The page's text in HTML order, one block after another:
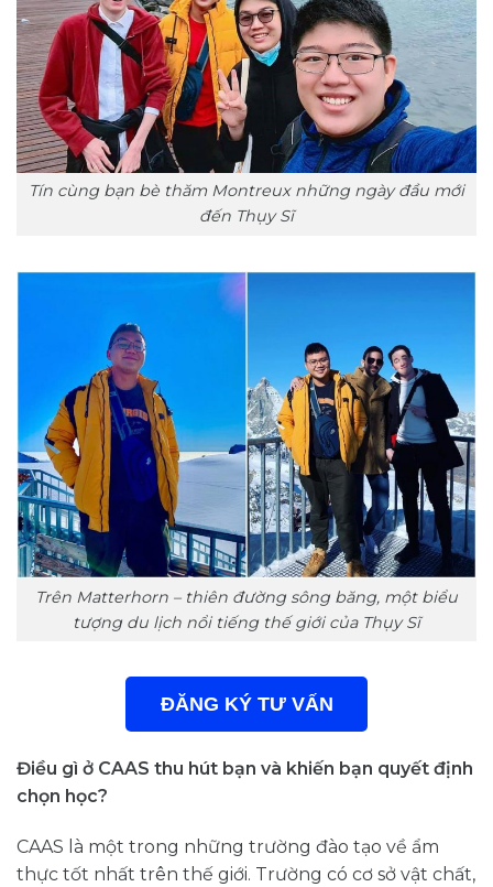
Tín cùng bạn bè thăm Montreux những ngày đầu mới
đến Thụy Sĩ
Trên Matterhorn – thiên đường sông băng, một biểu
tượng du lịch nổi tiếng thế giới của Thụy Sĩ
ĐĂNG KÝ TƯ VẤN
Điều gì ở CAAS thu hút bạn và khiến bạn quyết định
chọn học?
CAAS là một trong những trường đào tạo về ẩm
thực tốt nhất trên thế giới. Trường có cơ sở vật chất,